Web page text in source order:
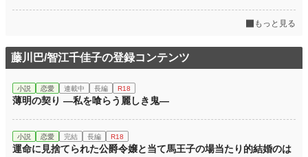
もっと見る
藤川巴/智江千佳子の登録コンテンツ
小説 恋愛 連載中 長編 R18
薄明の契り ―私を喰らう麗しき鬼―
小説 恋愛 完結 長編 R18
運命に見捨てられた公爵令嬢と当て馬王子の場当たり的結婚のは